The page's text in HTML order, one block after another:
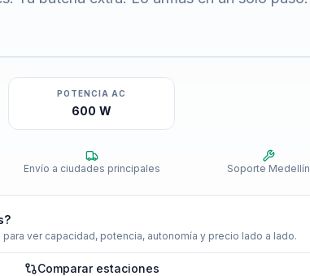
POTENCIA AC
600 W
Envío a ciudades principales Soporte Medellín
ver capacidad, potencia, autonomía y precio lado a lado.
Comparar estaciones